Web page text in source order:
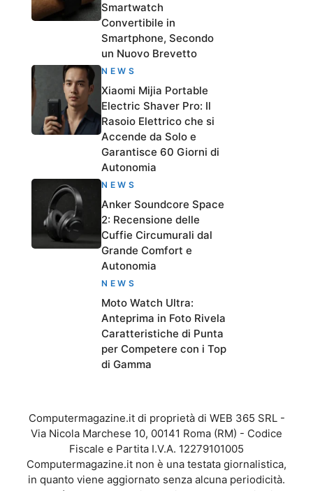
Smartwatch
Convertibile in
Smartphone, Secondo
un Nuovo Brevetto
NEWS
Xiaomi Mijia Portable
Electric Shaver Pro: Il
Rasoio Elettrico che si
Accende da Solo e
Garantisce 60 Giorni di
Autonomia
NEWS
Anker Soundcore Space
2: Recensione delle
Cuffie Circumurali dal
Grande Comfort e
Autonomia
NEWS
Moto Watch Ultra:
Anteprima in Foto Rivela
Caratteristiche di Punta
per Competere con i Top
di Gamma
Computermagazine.it di proprietà di WEB 365 SRL -
Via Nicola Marchese 10, 00141 Roma (RM) - Codice
Fiscale e Partita I.V.A. 12279101005
Computermagazine.it non è una testata giornalistica,
in quanto viene aggiornato senza alcuna periodicità.